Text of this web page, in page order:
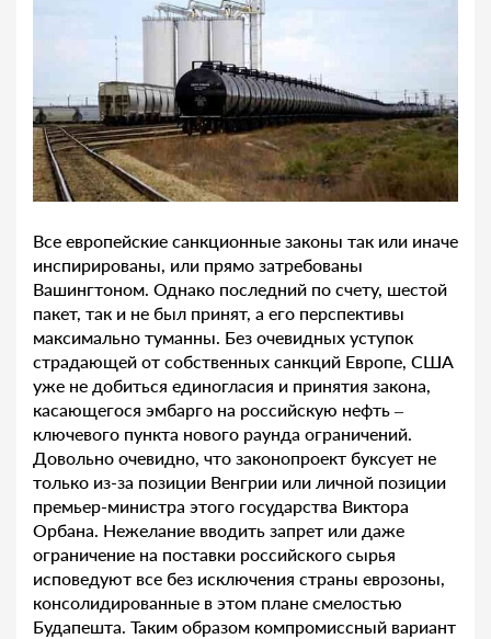
Все европейские санкционные законы так или иначе
инспирированы, или прямо затребованы
Вашингтоном. Однако последний по счету, шестой
пакет, так и не был принят, а его перспективы
максимально туманны. Без очевидных уступок
страдающей от собственных санкций Европе, США
уже не добиться единогласия и принятия закона,
касающегося эмбарго на российскую нефть –
ключевого пункта нового раунда ограничений.
Довольно очевидно, что законопроект буксует не
только из-за позиции Венгрии или личной позиции
премьер-министра этого государства Виктора
Орбана. Нежелание вводить запрет или даже
ограничение на поставки российского сырья
исповедуют все без исключения страны еврозоны,
консолидированные в этом плане смелостью
Будапешта. Таким образом компромиссный вариант